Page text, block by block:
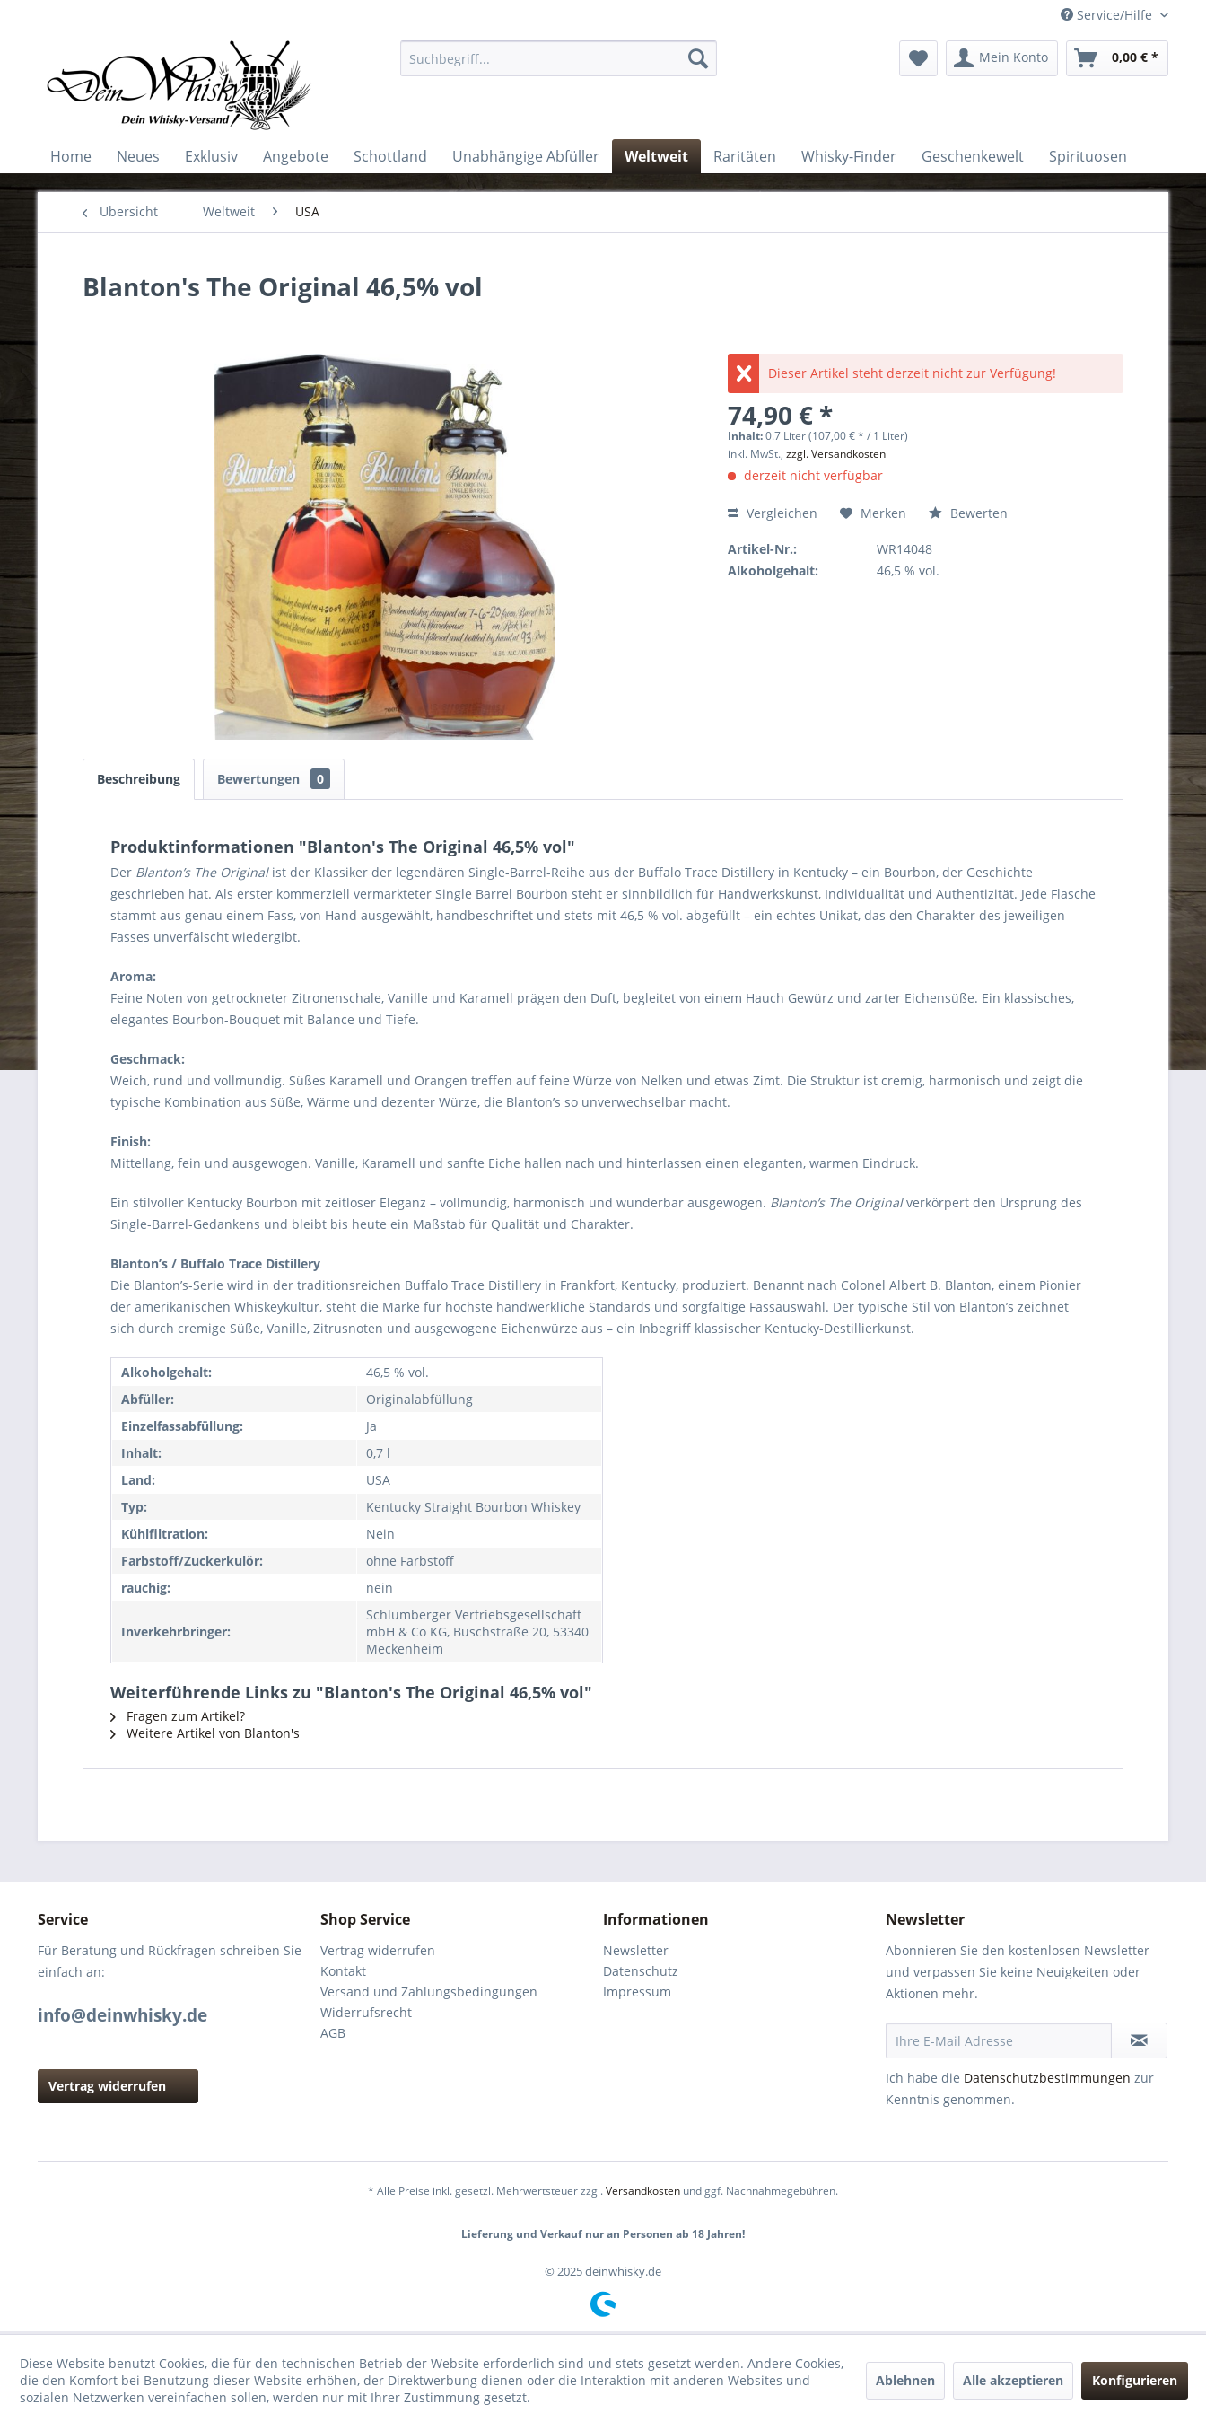
Service/Hilfe
Mein Konto 0,00 € *
Home Neues Exklusiv Angebote Schottland Unabhängige Abfüller Weltweit Raritäten Whisky-Finder Geschenkewelt Spirituosen
Übersicht Weltweit USA
Blanton's The Original 46,5% vol
Dieser Artikel steht derzeit nicht zur Verfügung!
74,90 € *
Inhalt:0.7 Liter (107,00 € * / 1 Liter)
inkl. MwSt.,zzgl. Versandkosten
derzeit nicht verfügbar
Vergleichen Merken Bewerten
Artikel-Nr.:
WR14048
Alkoholgehalt:
46,5 % vol.
Beschreibung Bewertungen 0
Produktinformationen "Blanton's The Original 46,5% vol"
Der Blanton’s The Originalist der Klassiker der legendären Single-Barrel-Reihe aus der Buffalo Trace Distillery in Kentucky – ein Bourbon, der Geschichte
geschrieben hat. Als erster kommerziell vermarkteter Single Barrel Bourbon steht er sinnbildlich für Handwerkskunst, Individualität und Authentizität. Jede Flasche
stammt aus genau einem Fass, von Hand ausgewählt, handbeschriftet und stets mit 46,5 % vol. abgefüllt – ein echtes Unikat, das den Charakter des jeweiligen
Fasses unverfälscht wiedergibt.
Aroma:
Feine Noten von getrockneter Zitronenschale, Vanille und Karamell prägen den Duft, begleitet von einem Hauch Gewürz und zarter Eichensüße. Ein klassisches,
elegantes Bourbon-Bouquet mit Balance und Tiefe.
Geschmack:
Weich, rund und vollmundig. Süßes Karamell und Orangen treffen auf feine Würze von Nelken und etwas Zimt. Die Struktur ist cremig, harmonisch und zeigt die
typische Kombination aus Süße, Wärme und dezenter Würze, die Blanton’s so unverwechselbar macht.
Finish:
Mittellang, fein und ausgewogen. Vanille, Karamell und sanfte Eiche hallen nach und hinterlassen einen eleganten, warmen Eindruck.
Ein stilvoller Kentucky Bourbon mit zeitloser Eleganz – vollmundig, harmonisch und wunderbar ausgewogen. Blanton’s The Originalverkörpert den Ursprung des
Single-Barrel-Gedankens und bleibt bis heute ein Maßstab für Qualität und Charakter.
Blanton’s / Buffalo Trace Distillery
Die Blanton’s-Serie wird in der traditionsreichen Buffalo Trace Distillery in Frankfort, Kentucky, produziert. Benannt nach Colonel Albert B. Blanton, einem Pionier
der amerikanischen Whiskeykultur, steht die Marke für höchste handwerkliche Standards und sorgfältige Fassauswahl. Der typische Stil von Blanton’s zeichnet
sich durch cremige Süße, Vanille, Zitrusnoten und ausgewogene Eichenwürze aus – ein Inbegriff klassischer Kentucky-Destillierkunst.
Alkoholgehalt:
46,5 % vol.
Abfüller:
Originalabfüllung
Einzelfassabfüllung:
Ja
Inhalt:
0,7 l
Land:
USA
Typ:
Kentucky Straight Bourbon Whiskey
Kühlfiltration:
Nein
Farbstoff/Zuckerkulör:
ohne Farbstoff
rauchig:
nein
Inverkehrbringer:
Schlumberger Vertriebsgesellschaft
mbH & Co KG, Buschstraße 20, 53340
Meckenheim
Weiterführende Links zu "Blanton's The Original 46,5% vol"
Fragen zum Artikel?
Weitere Artikel von Blanton's
Service
Für Beratung und Rückfragen schreiben Sie
einfach an:
info@deinwhisky.de
Vertrag widerrufen
Shop Service
Vertrag widerrufen
Kontakt
Versand und Zahlungsbedingungen
Widerrufsrecht
AGB
Informationen
Newsletter
Datenschutz
Impressum
Newsletter
Abonnieren Sie den kostenlosen Newsletter
und verpassen Sie keine Neuigkeiten oder
Aktionen mehr.
Ich habe die Datenschutzbestimmungen zur
Kenntnis genommen.
* Alle Preise inkl. gesetzl. Mehrwertsteuer zzgl.Versandkosten und ggf. Nachnahmegebühren.
Lieferung und Verkauf nur an Personen ab 18 Jahren!
© 2025 deinwhisky.de
Diese Website benutzt Cookies, die für den technischen Betrieb der Website erforderlich sind und stets gesetzt werden. Andere Cookies,
die den Komfort bei Benutzung dieser Website erhöhen, der Direktwerbung dienen oder die Interaktion mit anderen Websites und
sozialen Netzwerken vereinfachen sollen, werden nur mit Ihrer Zustimmung gesetzt.
Ablehnen Alle akzeptieren Konfigurieren